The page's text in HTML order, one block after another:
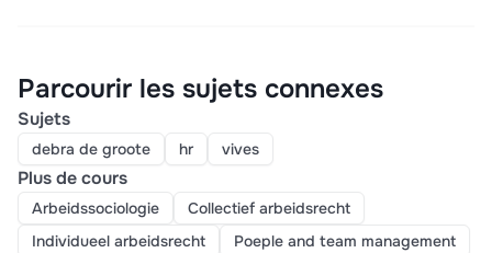
Parcourir les sujets connexes
Sujets
debra de groote hr vives
Plus de cours
Arbeidssociologie
Collectief arbeidsrecht
Individueel arbeidsrecht
Poeple and team management